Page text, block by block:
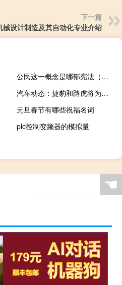
下一篇
械设计制造及其自动化专业介绍
公民这一概念是哪部宪法（公民这一概念是）
汽车动态：捷豹和路虎将为其系列中的每款车型提供电气化版本
元旦春节有哪些祝福名词
plc控制变频器的模拟量
☚